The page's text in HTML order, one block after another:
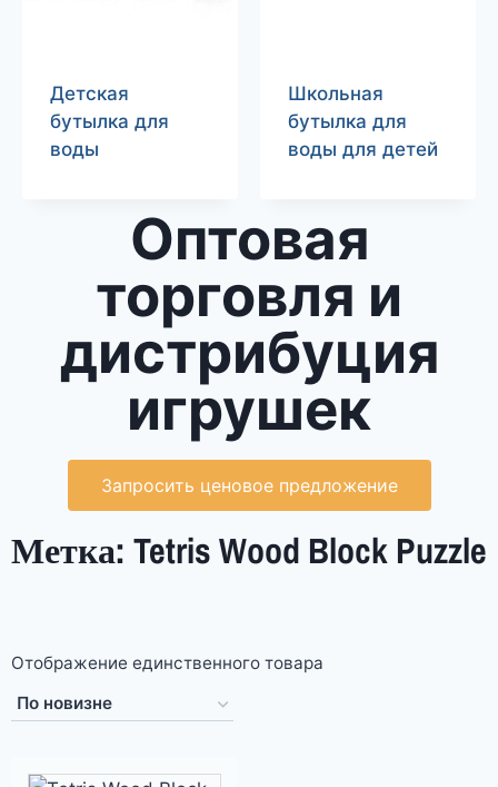
Детская
бутылка для
воды
Школьная
бутылка для
воды для детей
Оптовая
торговля и
дистрибуция
игрушек
Запросить ценовое предложение
Метка: Tetris Wood Block Puzzle
Отображение единственного товара